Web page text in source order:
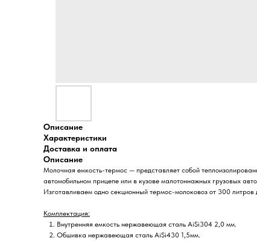
Описание
Характеристики
Доставка и оплата
Описание
Молочная емкость-термос — представляет собой
автомобильном прицепе или в кузове малотоннажных грузовых
Изготавливаем одно секционный термос-молоковоз от 300 литров
Комплектация:
Внутренняя емкость нержавеющая сталь AiSi304 2,0 мм.
Обшивка нержавеющая сталь AiSi430 1,5мм.